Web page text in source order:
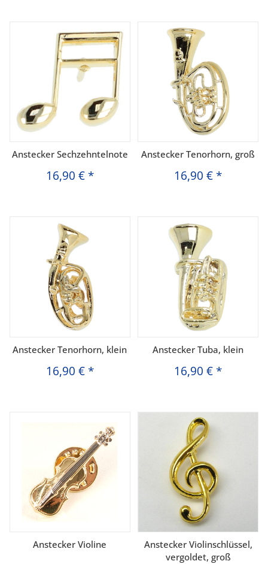
Anstecker Sechzehntelnote
16,90 € *
Anstecker Tenorhorn, groß
16,90 € *
Anstecker Tenorhorn, klein
16,90 € *
Anstecker Tuba, klein
16,90 € *
Anstecker Violine
Anstecker Violinschlüssel,
vergoldet, groß